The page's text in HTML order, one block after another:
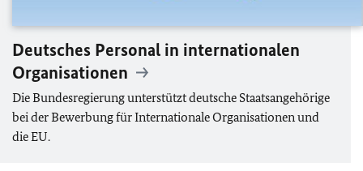
Deutsches Personal in internationalen
Organisationen
Die Bundesregierung unterstützt deutsche Staatsangehörige
bei der Bewerbung für Internationale Organisationen und
dieEU.